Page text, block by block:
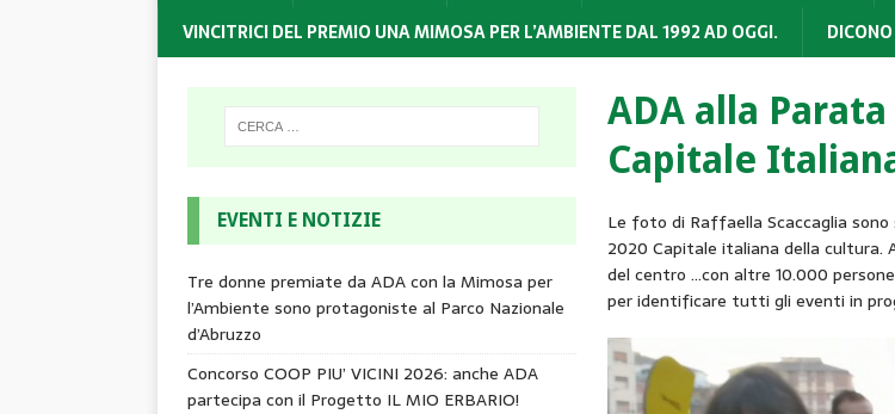
VINCITRICI DEL PREMIO UNA MIMOSA PER L’AMBIENTE DAL 1992 AD OGGI.
ADA alla
Capitale
Le foto di Raffaella Scaccaglia
2020 Capitale italiana della cultura.
del centro …con altre 10.000
per identificare tutti gli eventi in
EVENTI E NOTIZIE
Tre donne premiate da ADA con la Mimosa per
l’Ambiente sono protagoniste al Parco Nazionale
d’Abruzzo
Concorso COOP PIU’ VICINI 2026: anche ADA
partecipa con il Progetto IL MIO ERBARIO!